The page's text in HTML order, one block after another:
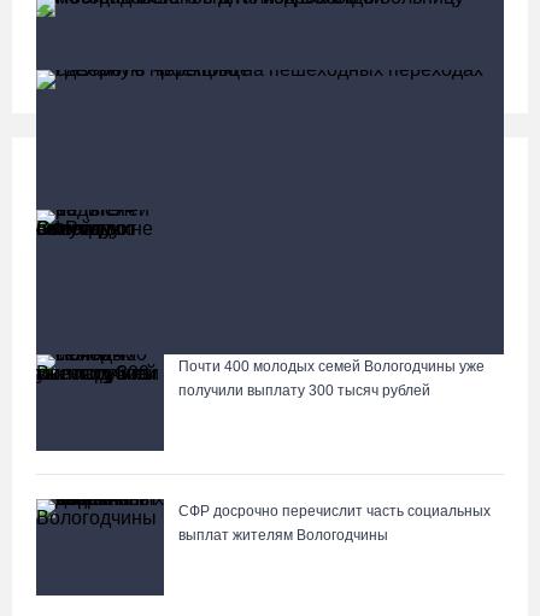
Лазерную проекцию на пешеходных переходах сделают в
В Тотемском округе построили три дома для
Почти 400 молодых семей Вологодчины уже
получили выплату 300 тысяч рублей
СФР досрочно перечислит часть социальных
выплат жителям Вологодчины